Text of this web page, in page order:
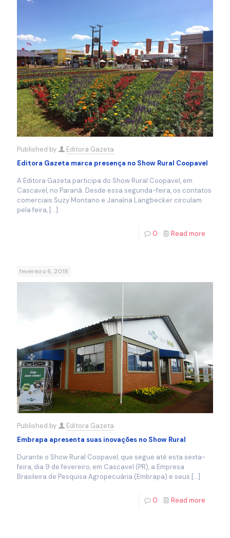
Published by
Editora Gazeta
Editora Gazeta marca presença no Show Rural Coopavel
A Editora Gazeta participa do Show Rural Coopavel, em
Cascavel, no Paraná. Desde essa segunda-feira, os contatos
comerciais Suzy Montano e Janaína Langbecker circulam
pela feira, […]
0 Read more
fevereiro 6, 2018
Published by
Editora Gazeta
Embrapa apresenta suas inovações no Show Rural
Durante o Show Rural Coopavel, que segue até esta sexta-
feira, dia 9 de fevereiro, em Cascavel (PR), a Empresa
Brasileira de Pesquisa Agropecuária (Embrapa) e seus […]
0 Read more